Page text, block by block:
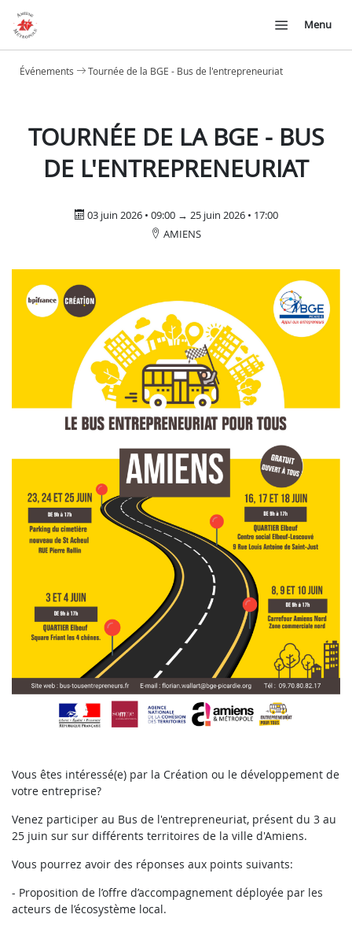
Menu
Événements Tournée de la BGE - Bus de l'entrepreneuriat
TOURNÉE DE LA BGE - BUS
DE L'ENTREPRENEURIAT
03 juin 2026 • 09:00 → 25 juin 2026 • 17:00
AMIENS
Vous êtes intéressé(e) par la Création ou le développement de
votre entreprise?
Venez participer au Bus de l'entrepreneuriat, présent du 3 au
25 juin sur sur différents territoires de la ville d'Amiens.
Vous pourrez avoir des réponses aux points suivants:
- Proposition de l’offre d’accompagnement déployée par les
acteurs de l’écosystème local.